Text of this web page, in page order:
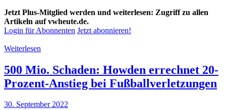
Jetzt Plus-Mitglied werden und weiterlesen: Zugriff zu allen
Artikeln auf vwheute.de.
Login für Abonnenten Jetzt abonnieren!
Weiterlesen
500 Mio. Schaden: Howden errechnet 20-
Prozent-Anstieg bei Fußballverletzungen
30. September 2022